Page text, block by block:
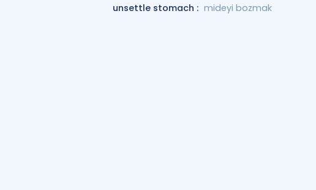
unsettle stomach : mideyi bozmak